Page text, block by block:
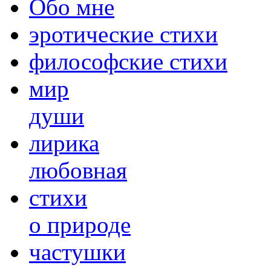
Обо мне
эротические стихи
философские стихи
мир
души
лирика
любовная
cтихи
о природе
частушки